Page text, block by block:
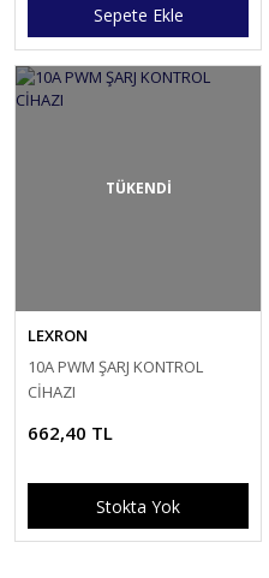
Sepete Ekle
TÜKENDİ
LEXRON
10A PWM ŞARJ KONTROL
CİHAZI
662,40 TL
Stokta Yok